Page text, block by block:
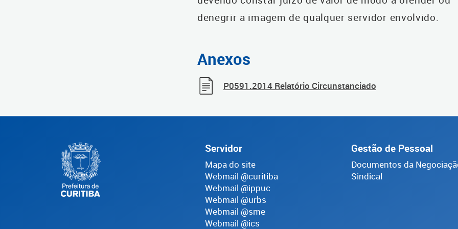
denegrir a imagem de qualquer servidor envolvido.
Anexos
P0591.2014 Relatório Circunstanciado
Servidor
Mapa do site
Webmail @curitiba
Webmail @ippuc
Webmail @urbs
Webmail @sme
Webmail @ics
Gestão de Pessoal
Documentos da
Sindical